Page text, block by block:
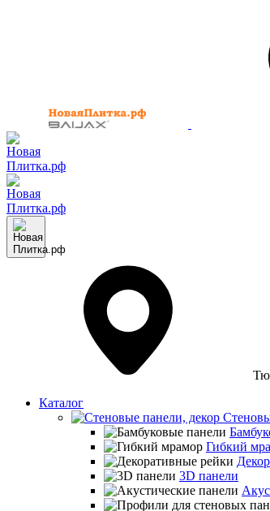
Каталог
Гибкий
3D панели